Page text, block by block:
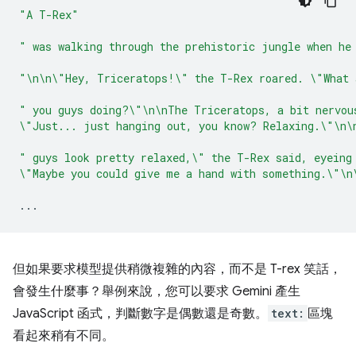
"A T-Rex"
" was walking through the prehistoric jungle when
"\n\n\"Hey, Triceratops!\" the T-Rex roared. \"What
" you guys doing?\"\n\nThe Triceratops, a bit
\"Just... just hanging out, you know?
" guys look pretty relaxed,\" the T-Rex said,
\"Maybe you could give me a hand with
...
但如果要求模型提供稍微複雜的內容，而不是 T-rex 笑話，
會發生什麼事？舉例來說，您可以要求 Gemini 產生
JavaScript 函式，判斷數字是偶數還是奇數。
text: 區塊
看起來稍有不同。